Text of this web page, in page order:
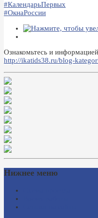
#КалендарьПервых
#ОкнаРоссии
Ознакомьтесь и
http://ikatids38.ru/blog-
Нижнее меню